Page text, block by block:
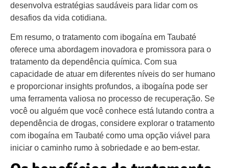
desenvolva estratégias saudáveis para lidar com os
desafios da vida cotidiana.
Em resumo, o tratamento com ibogaína em Taubaté
oferece uma abordagem inovadora e promissora para o
tratamento da dependência química. Com sua
capacidade de atuar em diferentes níveis do ser humano
e proporcionar insights profundos, a ibogaína pode ser
uma ferramenta valiosa no processo de recuperação. Se
você ou alguém que você conhece está lutando contra a
dependência de drogas, considere explorar o tratamento
com ibogaína em Taubaté como uma opção viável para
iniciar o caminho rumo à sobriedade e ao bem-estar.